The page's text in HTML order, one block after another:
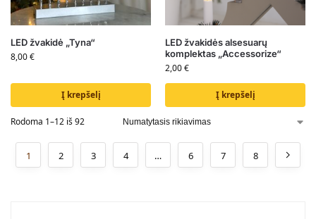
LED žvakidė „Tyna“
8,00€
Į krepšelį
LED žvakidės alsesuarų
komplektas „Accessorize“
2,00€
Į krepšelį
Rodoma 1–12 iš 92
1 2 3 4 … 6 7 8